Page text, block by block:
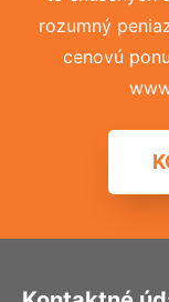
rozumný
cenovú